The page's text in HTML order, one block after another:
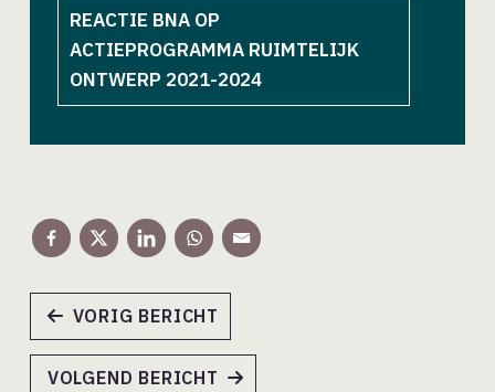
REACTIE BNA OP
ACTIEPROGRAMMA RUIMTELIJK
ONTWERP 2021-2024
VORIG BERICHT
VOLGEND BERICHT